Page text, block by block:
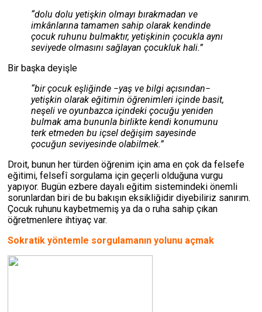
“dolu dolu yetişkin olmayı bırakmadan ve
imkânlarına tamamen sahip olarak kendinde
çocuk ruhunu bulmaktır, yetişkinin çocukla aynı
seviyede olmasını sağlayan çocukluk hali.”
Bir başka deyişle
“bir çocuk eşliğinde −yaş ve bilgi açısından−
yetişkin olarak eğitimin öğrenimleri içinde basit,
neşeli ve oyunbazca içindeki çocuğu yeniden
bulmak ama bununla birlikte kendi konumunu
terk etmeden bu içsel değişim sayesinde
çocuğun seviyesinde olabilmek.”
Droit, bunun her türden öğrenim için ama en çok da felsefe
eğitimi, felsefî sorgulama için geçerli olduğuna vurgu
yapıyor. Bugün ezbere dayalı eğitim sistemindeki önemli
sorunlardan biri de bu bakışın eksikliğidir diyebiliriz sanırım.
Çocuk ruhunu kaybetmemiş ya da o ruha sahip çıkan
öğretmenlere ihtiyaç var.
Sokratik yöntemle sorgulamanın yolunu açmak